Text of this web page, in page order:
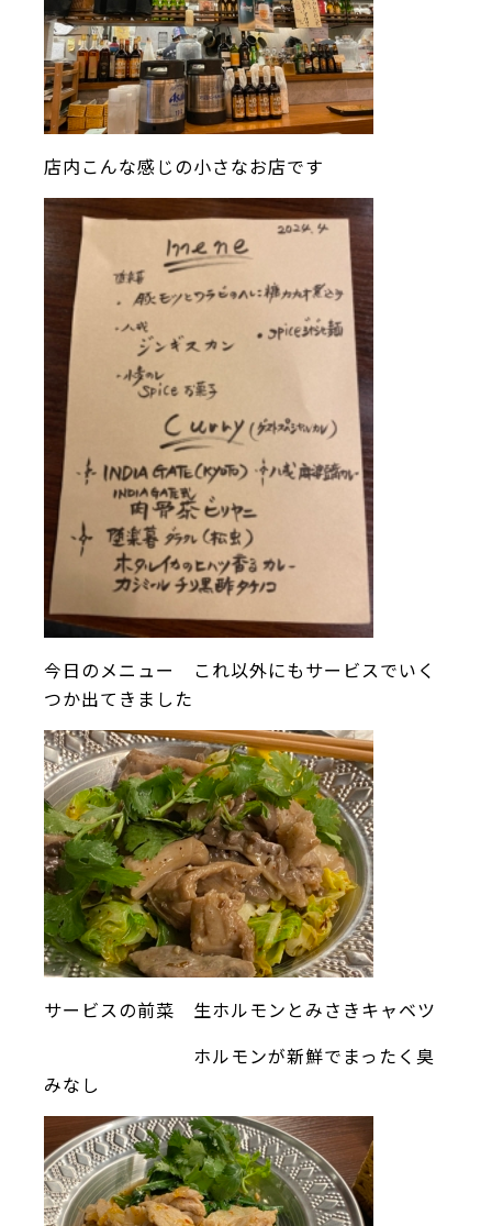
店内こんな感じの小さなお店です
今日のメニュー これ以外にもサービスでいく
つか出てきました
サービスの前菜 生ホルモンとみさきキャベツ
ホルモンが新鮮でまったく臭
みなし